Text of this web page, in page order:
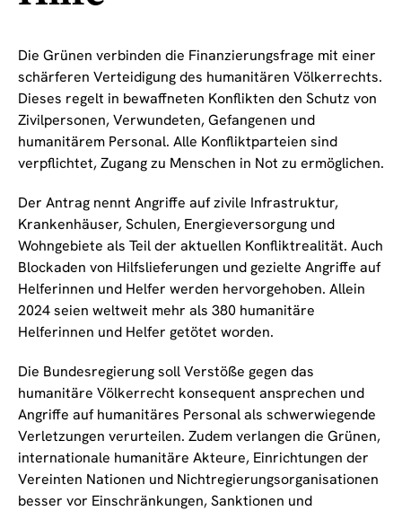
Die Grünen verbinden die Finanzierungsfrage mit einer
schärferen Verteidigung des humanitären Völkerrechts.
Dieses regelt in bewaffneten Konflikten den Schutz von
Zivilpersonen, Verwundeten, Gefangenen und
humanitärem Personal. Alle Konfliktparteien sind
verpflichtet, Zugang zu Menschen in Not zu ermöglichen.
Der Antrag nennt Angriffe auf zivile Infrastruktur,
Krankenhäuser, Schulen, Energieversorgung und
Wohngebiete als Teil der aktuellen Konfliktrealität. Auch
Blockaden von Hilfslieferungen und gezielte Angriffe auf
Helferinnen und Helfer werden hervorgehoben. Allein
2024 seien weltweit mehr als 380 humanitäre
Helferinnen und Helfer getötet worden.
Die Bundesregierung soll Verstöße gegen das
humanitäre Völkerrecht konsequent ansprechen und
Angriffe auf humanitäres Personal als schwerwiegende
Verletzungen verurteilen. Zudem verlangen die Grünen,
internationale humanitäre Akteure, Einrichtungen der
Vereinten Nationen und Nichtregierungsorganisationen
besser vor Einschränkungen, Sanktionen und